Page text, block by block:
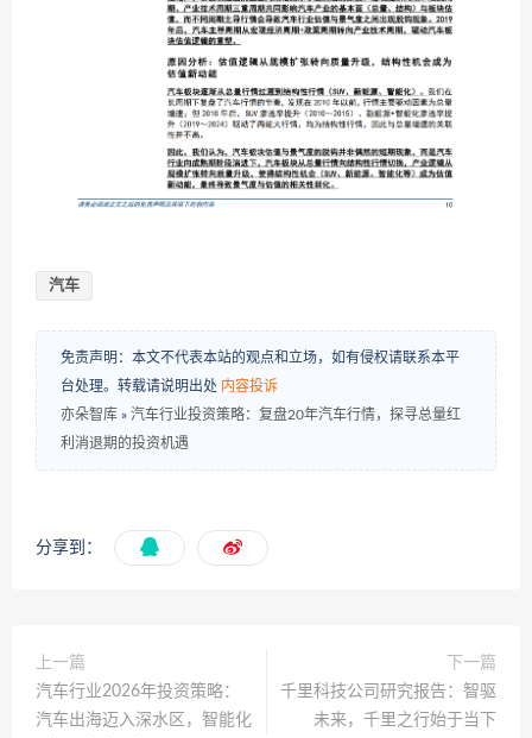
汽车
免责声明：本文不代表本站的观点和立场，如有侵权请联系本平
台处理。转载请说明出处 内容投诉
亦朵智库 » 汽车行业投资策略：复盘20年汽车行情，探寻总量红
利消退期的投资机遇
分享到：
上一篇
汽车行业2026年投资策略：
汽车出海迈入深水区，智能化
下一篇
千里科技公司研究报告：智驱
未来，千里之行始于当下